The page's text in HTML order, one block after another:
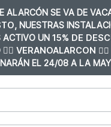
ALARCÓN SE VA DE
, NUESTRAS
ACTIVO UN 15% DE
VERANOALARCON 👈🏼
EL 24/08 A LA